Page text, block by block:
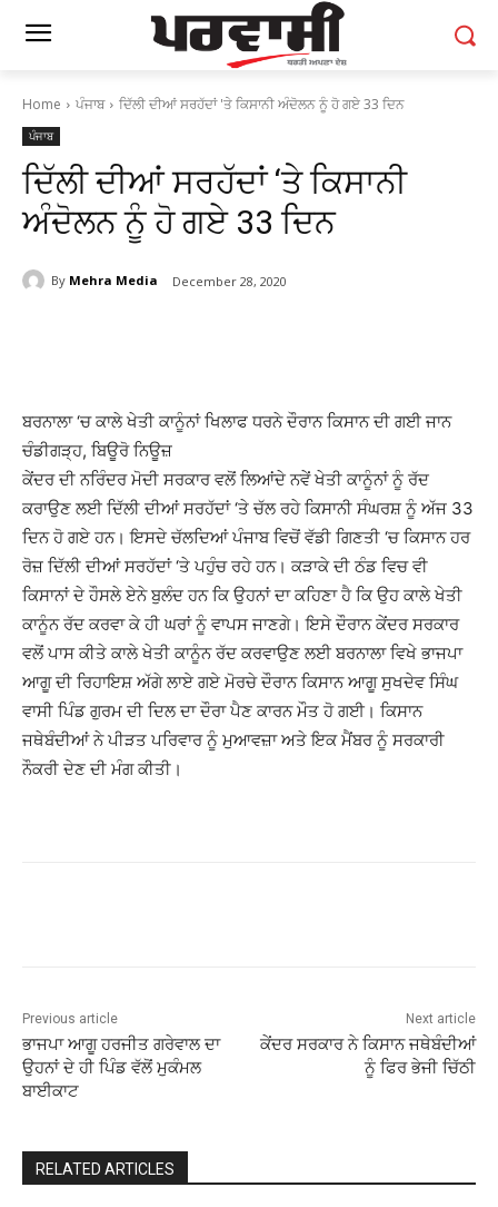
Home ਪੰਜਾਬ ਦਿੱਲੀ ਦੀਆਂ ਸਰਹੱਦਾਂ 'ਤੇ ਕਿਸਾਨੀ ਅੰਦੋਲਨ ਨੂੰ ਹੋ ਗਏ 33 ਦਿਨ
ਪੰਜਾਬ
ਦਿੱਲੀ ਦੀਆਂ ਸਰਹੱਦਾਂ ‘ਤੇ ਕਿਸਾਨੀ
ਅੰਦੋਲਨ ਨੂੰ ਹੋ ਗਏ 33 ਦਿਨ
By Mehra Media December 28, 2020
ਬਰਨਾਲਾ ‘ਚ ਕਾਲੇ ਖੇਤੀ ਕਾਨੂੰਨਾਂ ਖਿਲਾਫ ਧਰਨੇ ਦੌਰਾਨ ਕਿਸਾਨ ਦੀ ਗਈ ਜਾਨ
ਚੰਡੀਗੜ੍ਹ, ਬਿਊਰੋ ਨਿਊਜ਼
ਕੇਂਦਰ ਦੀ ਨਰਿੰਦਰ ਮੋਦੀ ਸਰਕਾਰ ਵਲੋਂ ਲਿਆਂਦੇ ਨਵੇਂ ਖੇਤੀ ਕਾਨੂੰਨਾਂ ਨੂੰ ਰੱਦ
ਕਰਾਉਣ ਲਈ ਦਿੱਲੀ ਦੀਆਂ ਸਰਹੱਦਾਂ ‘ਤੇ ਚੱਲ ਰਹੇ ਕਿਸਾਨੀ ਸੰਘਰਸ਼ ਨੂੰ ਅੱਜ 33
ਦਿਨ ਹੋ ਗਏ ਹਨ। ਇਸਦੇ ਚੱਲਦਿਆਂ ਪੰਜਾਬ ਵਿਚੋਂ ਵੱਡੀ ਗਿਣਤੀ ‘ਚ ਕਿਸਾਨ ਹਰ
ਰੋਜ਼ ਦਿੱਲੀ ਦੀਆਂ ਸਰਹੱਦਾਂ ‘ਤੇ ਪਹੁੰਚ ਰਹੇ ਹਨ। ਕੜਾਕੇ ਦੀ ਠੰਡ ਵਿਚ ਵੀ
ਕਿਸਾਨਾਂ ਦੇ ਹੌਸਲੇ ਏਨੇ ਬੁਲੰਦ ਹਨ ਕਿ ਉਹਨਾਂ ਦਾ ਕਹਿਣਾ ਹੈ ਕਿ ਉਹ ਕਾਲੇ ਖੇਤੀ
ਕਾਨੂੰਨ ਰੱਦ ਕਰਵਾ ਕੇ ਹੀ ਘਰਾਂ ਨੂੰ ਵਾਪਸ ਜਾਣਗੇ। ਇਸੇ ਦੌਰਾਨ ਕੇਂਦਰ ਸਰਕਾਰ
ਵਲੋਂ ਪਾਸ ਕੀਤੇ ਕਾਲੇ ਖੇਤੀ ਕਾਨੂੰਨ ਰੱਦ ਕਰਵਾਉਣ ਲਈ ਬਰਨਾਲਾ ਵਿਖੇ ਭਾਜਪਾ
ਆਗੂ ਦੀ ਰਿਹਾਇਸ਼ ਅੱਗੇ ਲਾਏ ਗਏ ਮੋਰਚੇ ਦੌਰਾਨ ਕਿਸਾਨ ਆਗੂ ਸੁਖਦੇਵ ਸਿੰਘ
ਵਾਸੀ ਪਿੰਡ ਗੁਰਮ ਦੀ ਦਿਲ ਦਾ ਦੌਰਾ ਪੈਣ ਕਾਰਨ ਮੌਤ ਹੋ ਗਈ। ਕਿਸਾਨ
ਜਥੇਬੰਦੀਆਂ ਨੇ ਪੀੜਤ ਪਰਿਵਾਰ ਨੂੰ ਮੁਆਵਜ਼ਾ ਅਤੇ ਇਕ ਮੈਂਬਰ ਨੂੰ ਸਰਕਾਰੀ
ਨੌਕਰੀ ਦੇਣ ਦੀ ਮੰਗ ਕੀਤੀ।
Previous article
ਭਾਜਪਾ ਆਗੂ ਹਰਜੀਤ ਗਰੇਵਾਲ ਦਾ
ਉਹਨਾਂ ਦੇ ਹੀ ਪਿੰਡ ਵੱਲੋਂ ਮੁਕੰਮਲ
ਬਾਈਕਾਟ
Next article
ਕੇਂਦਰ ਸਰਕਾਰ ਨੇ ਕਿਸਾਨ ਜਥੇਬੰਦੀਆਂ
ਨੂੰ ਫਿਰ ਭੇਜੀ ਚਿੱਠੀ
RELATED ARTICLES